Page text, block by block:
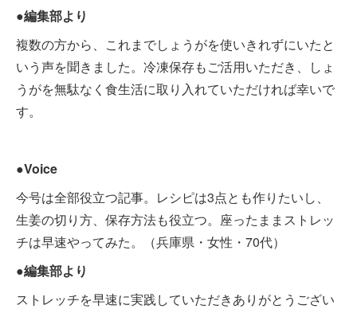
●編集部より
複数の方から、これまでしょうがを使いきれずにいたと
いう声を聞きました。冷凍保存もご活用いただき、しょ
うがを無駄なく食生活に取り入れていただければ幸いで
す。
●Voice
今号は全部役立つ記事。レシピは3点とも作りたいし、
生姜の切り方、保存方法も役立つ。座ったままストレッ
チは早速やってみた。（兵庫県・女性・70代）
●編集部より
ストレッチを早速に実践していただきありがとうござい